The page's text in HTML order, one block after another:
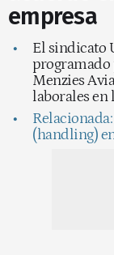
empresa
El sindicato
programado
Menzies
laborales
(handling)